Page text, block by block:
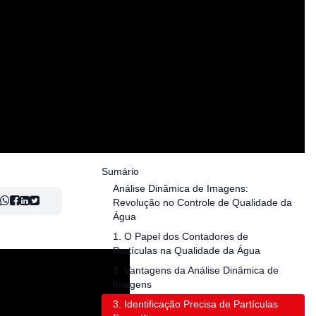
Sumário
Análise Dinâmica de Imagens:
Revolução no Controle de Qualidade da
Água
1. O Papel dos Contadores de
Partículas na Qualidade da Água
2. Vantagens da Análise Dinâmica de
Imagens
3. Identificação Precisa de Partículas